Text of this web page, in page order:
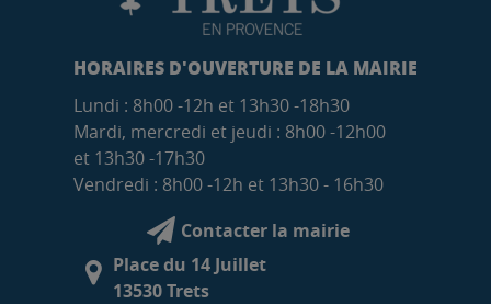
HORAIRES D'OUVERTURE DE LA MAIRIE
Lundi : 8h00 -12h et 13h30 -18h30
Mardi, mercredi et jeudi : 8h00 -12h00
et 13h30 -17h30
Vendredi : 8h00 -12h et 13h30 - 16h30
Contacter la mairie
Place du 14 Juillet
13530 Trets